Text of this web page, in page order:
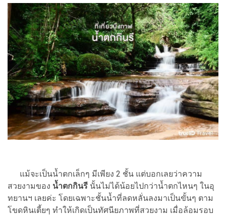
แม้จะเป็นน้ำตกเล็กๆ มีเพียง 2 ชั้น แต่บอกเลยว่าความ
สวยงามของ น้ำตกกินรี นั้นไม่ได้น้อยไปกว่าน้ำตกไหนๆ ในอุ
ทยานฯ เลยค่ะ โดยเฉพาะชั้นน้ำที่ลดหลั่นลงมาเป็นขั้นๆ ตาม
โขดหินเตี้ยๆ ทำให้เกิดเป็นทัศนียภาพที่สวยงาม เมื่อล้อมรอบ